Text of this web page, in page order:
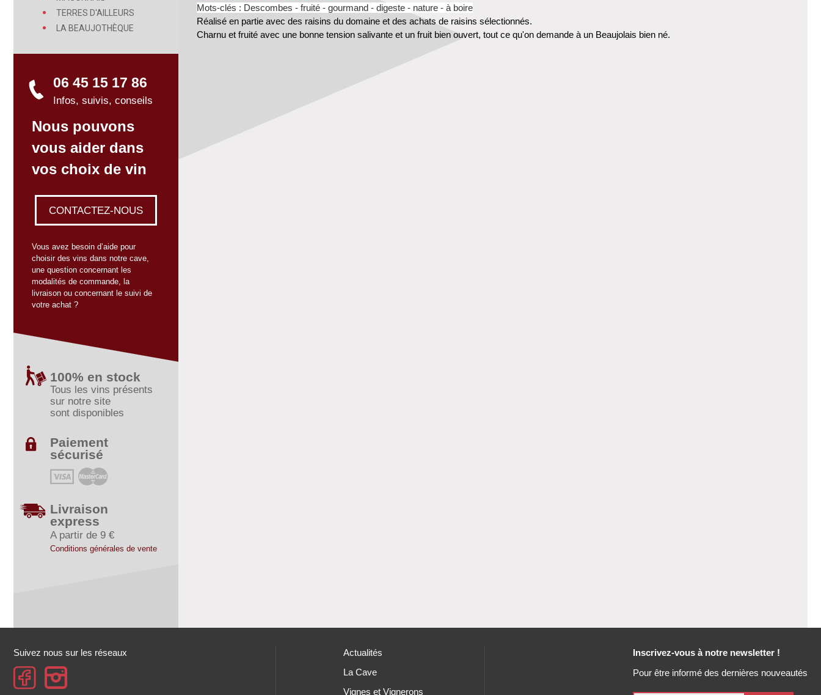
TERRES D'AILLEURS
LA BEAUJOTHÈQUE
06 45 15 17 86
Infos, suivis, conseils
Nous pouvons
vous aider dans
vos choix de vin
CONTACTEZ-NOUS
Vous avez besoin d’aide pour
choisir des vins dans notre cave,
une question concernant les
modalités de commande, la
livraison ou concernant le suivi de
votre achat ?
100% en stock
Tous les vins présents
sur notre site
sont disponibles
Paiement
sécurisé
Livraison
express
A partir de 9 €
Conditions générales de vente
Mots-clés : Descombes - fruité - gourmand - digeste - nature - à boire
Réalisé en partie avec des raisins du domaine et des achats de raisins sélectionnés.
Charnu et fruité avec une bonne tension salivante et un fruit bien ouvert, tout ce qu'on demande à un Beaujolais bien né.
Actualités
La Cave
Vignes et Vignerons
Suivez nous sur les réseaux
Inscrivez-vous à notre newsletter !
Pour être informé des dernières nouveautés